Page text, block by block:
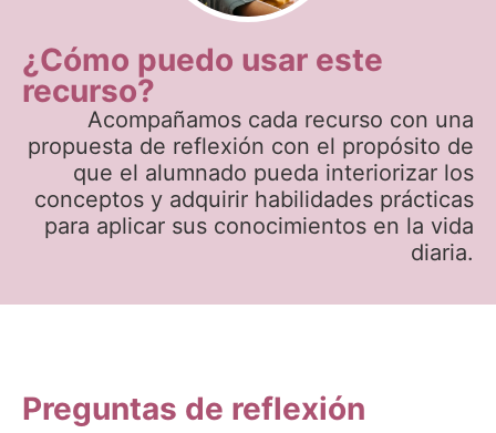
¿Cómo puedo usar este
recurso?
Acompañamos cada recurso con una
propuesta de reflexión con el propósito de
que el alumnado pueda interiorizar los
conceptos y adquirir habilidades prácticas
para aplicar sus conocimientos en la vida
diaria.
Preguntas de reflexión